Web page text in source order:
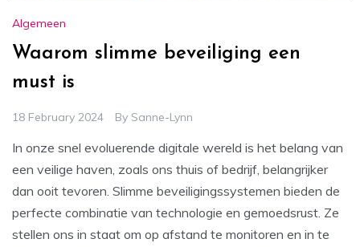
Algemeen
Waarom slimme beveiliging een
must is
18 February 2024 By Sanne-Lynn
In onze snel evoluerende digitale wereld is het belang van
een veilige haven, zoals ons thuis of bedrijf, belangrijker
dan ooit tevoren. Slimme beveiligingssystemen bieden de
perfecte combinatie van technologie en gemoedsrust. Ze
stellen ons in staat om op afstand te monitoren en in te